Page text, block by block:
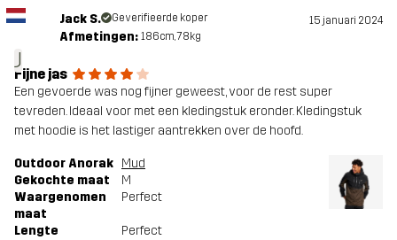
J
Jack S. Geverifieerde koper 15 januari 2024
Afmetingen: 186cm, 78kg
Fijne jas
Een gevoerde was nog fijner geweest, voor de rest super
tevreden. Ideaal voor met een kledingstuk eronder. Kledingstuk
met hoodie is het lastiger aantrekken over de hoofd.
Outdoor Anorak Mud
Gekochte maat
M
Waargenomen
maat
Perfect
Lengte Perfect